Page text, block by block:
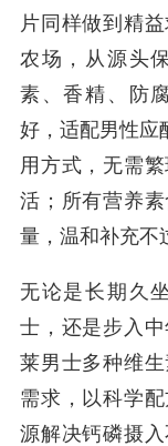
片同样做到精
农场，从源头
素、香精、防
好，适配男性应
用方式，无需
活；所有营养
量，温和补充不
无论是长期久
士，还是步入
莱男士多种维
需求，以科学
源解决钙磷摄